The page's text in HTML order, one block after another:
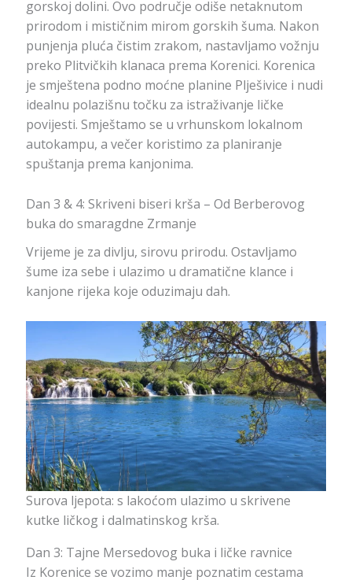
gorskoj dolini. Ovo područje odiše netaknutom
prirodom i mističnim mirom gorskih šuma. Nakon
punjenja pluća čistim zrakom, nastavljamo vožnju
preko Plitvičkih klanaca prema Korenici. Korenica
je smještena podno moćne planine Plješivice i nudi
idealnu polazišnu točku za istraživanje ličke
povijesti. Smještamo se u vrhunskom lokalnom
autokampu, a večer koristimo za planiranje
spuštanja prema kanjonima.
Dan 3 & 4: Skriveni biseri krša – Od Berberovog
buka do smaragdne Zrmanje
Vrijeme je za divlju, sirovu prirodu. Ostavljamo
šume iza sebe i ulazimo u dramatične klance i
kanjone rijeka koje oduzimaju dah.
Surova ljepota: s lakoćom ulazimo u skrivene
kutke ličkog i dalmatinskog krša.
Dan 3: Tajne Mersedovog buka i ličke ravnice
Iz Korenice se vozimo manje poznatim cestama